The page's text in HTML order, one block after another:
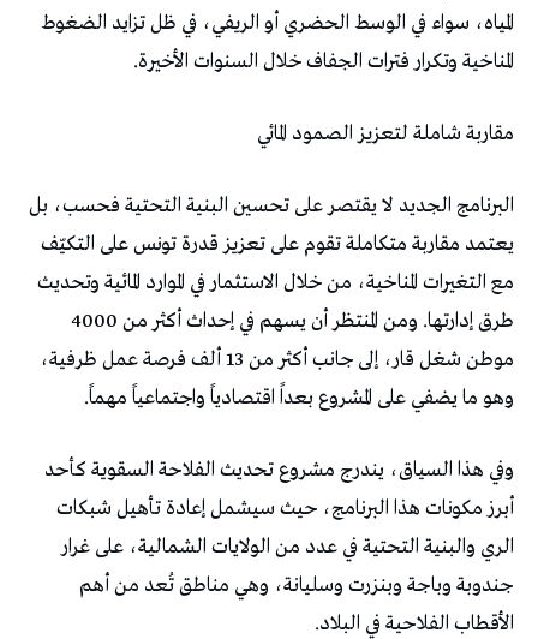
المياه، سواء في الوسط الحضري أو الريفي، في ظل تزايد الضغوط
المناخية وتكرار فترات الجفاف خلال السنوات الأخيرة.
مقاربة شاملة لتعزيز الصمود المائي
البرنامج الجديد لا يقتصر على تحسين البنية التحتية فحسب، بل
يعتمد مقاربة متكاملة تقوم على تعزيز قدرة تونس على التكيّف
مع التغيرات المناخية، من خلال الاستثمار في الموارد المائية وتحديث
طرق إدارتها. ومن المنتظر أن يسهم في إحداث أكثر من 4000
موطن شغل قار، إلى جانب أكثر من 13 ألف فرصة عمل ظرفية،
وهو ما يضفي على المشروع بعداً اقتصادياً واجتماعياً مهماً.
وفي هذا السياق، يندرج مشروع تحديث الفلاحة السقوية كأحد
أبرز مكونات هذا البرنامج، حيث سيشمل إعادة تأهيل شبكات
الري والبنية التحتية في عدد من الولايات الشمالية، على غرار
جندوبة وباجة وبنزرت وسليانة، وهي مناطق تُعد من أهم
الأقطاب الفلاحية في البلاد.